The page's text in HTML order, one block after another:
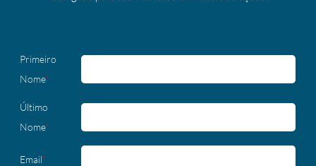
Primeiro
Nome*
Último
Nome*
Email*